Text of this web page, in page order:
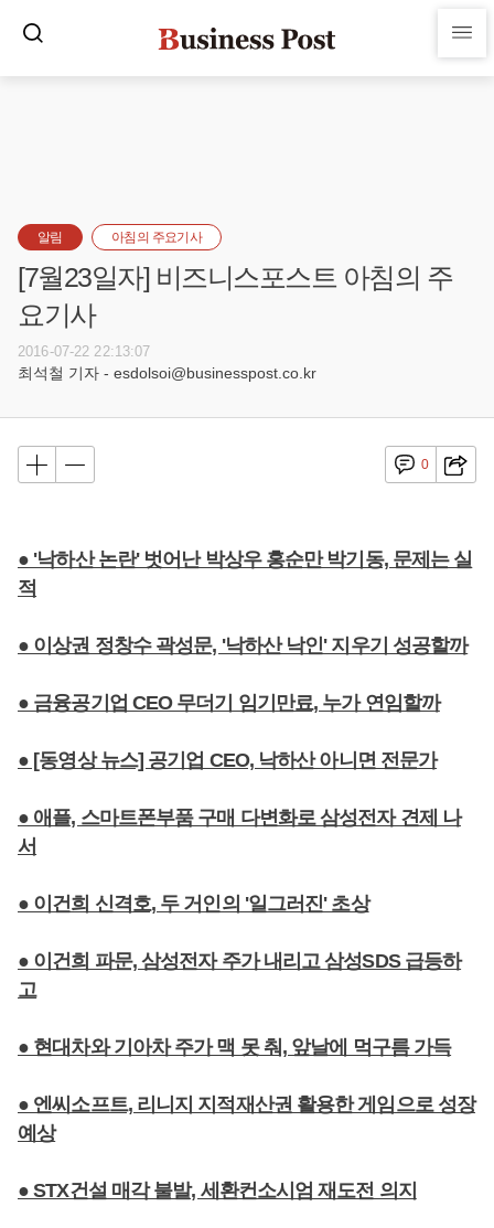
알림 아침의 주요기사
[7월23일자] 비즈니스포스트 아침의 주
요기사
2016-07-22 22:13:07
최석철 기자 - esdolsoi@businesspost.co.kr
0
● '낙하산 논란' 벗어난 박상우 홍순만 박기동, 문제는 실
적
● 이상권 정창수 곽성문, '낙하산 낙인' 지우기 성공할까
● 금융공기업 CEO 무더기 임기만료, 누가 연임할까
● [동영상 뉴스] 공기업 CEO, 낙하산 아니면 전문가
● 애플, 스마트폰부품 구매 다변화로 삼성전자 견제 나
서
● 이건희 신격호, 두 거인의 '일그러진' 초상
● 이건희 파문, 삼성전자 주가 내리고 삼성SDS 급등하
고
● 현대차와 기아차 주가 맥 못 춰, 앞날에 먹구름 가득
● 엔씨소프트, 리니지 지적재산권 활용한 게임으로 성장
예상
● STX건설 매각 불발, 세환컨소시엄 재도전 의지